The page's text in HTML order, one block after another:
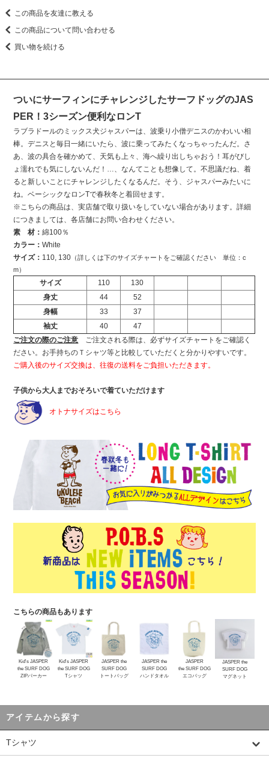
この商品を友達に教える
この商品について問い合わせる
買い物を続ける
ついにサーフィンにチャレンジしたサーフドッグのJAS
PER！3シーズン便利なロンT
ラブラドールのミックス犬ジャスパーは、波乗り小僧デニスのかわいい相
棒。デニスと毎日一緒にいたら、波に乗ってみたくなっちゃったんだ。さ
あ、波の具合を確かめて、天気も上々、海へ繰り出しちゃおう！耳がびし
ょ濡れでも気にしないんだ！…、なんてことも想像して。不思議だね、着
ると新しいことにチャレンジしたくなるんだ。そう、ジャスパーみたいに
ね。ベーシックなロンTで春秋冬と着回せます。
※こちらの商品は、実店舗で取り扱いをしていない場合があります。詳細
につきましては、各店舗にお問い合わせください。
素 材：綿100％
カラー：White
サイズ： 110, 130 （詳しくは下のサイズチャートをご確認ください 単位：c
m）
サイズ 110
130
身丈
44
52
身幅
33
37
袖丈
40
47
ご注文の際のご注意 ご注文される際は、必ずサイズチャートをご確認く
ださい。お手持ちのＴシャツ等と比較していただくと分かりやすいです。
ご購入後のサイズ交換は、往復の送料をご負担いただきます。
子供から大人までおそろいで着ていただけます
オトナサイズはこちら
こちらの商品もあります
Kid's JASPER
the SURF DOG
ZIPパーカー
Kid's JASPER
the SURF DOG
Tシャツ
JASPER the
SURF DOG
トートバッグ
JASPER the
SURF DOG
ハンドタオル
JASPER
the SURF DOG
エコバッグ
JASPER the
SURF DOG
マグネット
アイテムから探す
Tシャツ